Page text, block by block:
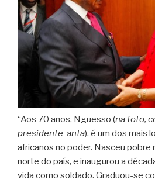
“Aos 70 anos, Nguesso (na foto,
presidente-anta), é um dos mais
africanos no poder. Nasceu pobre
norte do país, e inaugurou a
vida como soldado. Graduou-se